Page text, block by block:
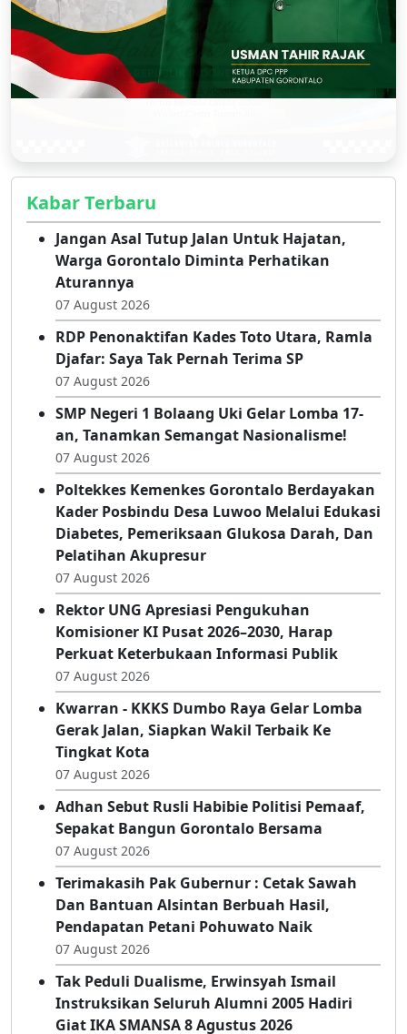
Kabar Terbaru
Jangan Asal Tutup Jalan Untuk Hajatan,
Warga Gorontalo Diminta Perhatikan
Aturannya
07 August 2026
RDP Penonaktifan Kades Toto Utara, Ramla
Djafar: Saya Tak Pernah Terima SP
07 August 2026
SMP Negeri 1 Bolaang Uki Gelar Lomba 17-
an, Tanamkan Semangat Nasionalisme!
07 August 2026
Poltekkes Kemenkes Gorontalo Berdayakan
Kader Posbindu Desa Luwoo Melalui Edukasi
Diabetes, Pemeriksaan Glukosa Darah, Dan
Pelatihan Akupresur
07 August 2026
Rektor UNG Apresiasi Pengukuhan
Komisioner KI Pusat 2026–2030, Harap
Perkuat Keterbukaan Informasi Publik
07 August 2026
Kwarran - KKKS Dumbo Raya Gelar Lomba
Gerak Jalan, Siapkan Wakil Terbaik Ke
Tingkat Kota
07 August 2026
Adhan Sebut Rusli Habibie Politisi Pemaaf,
Sepakat Bangun Gorontalo Bersama
07 August 2026
Terimakasih Pak Gubernur : Cetak Sawah
Dan Bantuan Alsintan Berbuah Hasil,
Pendapatan Petani Pohuwato Naik
07 August 2026
Tak Peduli Dualisme, Erwinsyah Ismail
Instruksikan Seluruh Alumni 2005 Hadiri
Giat IKA SMANSA 8 Agustus 2026